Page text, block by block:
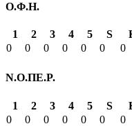
Ο.Φ.Η.
1 2 3 4 5 S
0
0 0 0 0 0 0
Ν.Ο.ΠΕ.Ρ.
1 2 3 4 5 S
0
0 0 0 0 0 0